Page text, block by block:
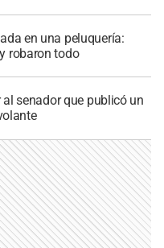
en una peluquería:
robaron todo
senador que publicó un